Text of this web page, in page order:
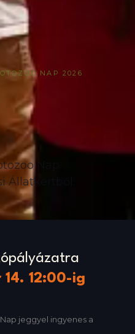
NAP 2026
Nap
Állatkertből.
12:00-ig
jeggyel ingyenes a